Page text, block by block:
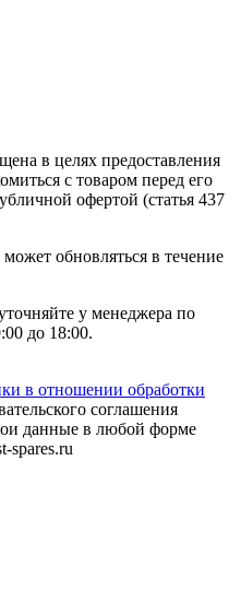
в целях предоставления
с товаром перед его
офертой (статья 437
обновляться в течение
у менеджера по
до 18:00.
в отношении обработки
соглашения
данные в любой форме
spares.ru